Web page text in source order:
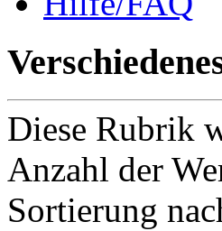
Diese Rubrik
Anzahl der
Sortierung